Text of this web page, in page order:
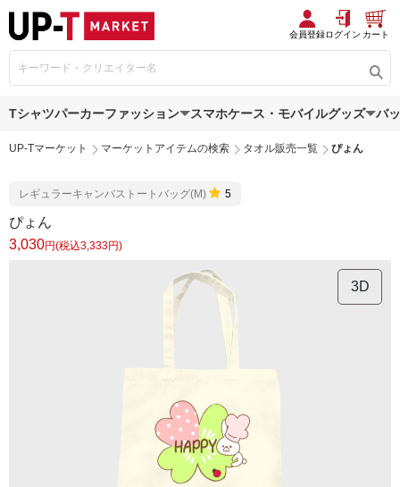
会員登録ログイン カート
Tシャツパーカーファッション スマホケース・モバイルグッズ バ
UP-Tマーケット マーケットアイテムの検索 タオル販売一覧 ぴょん
レギュラーキャンバストートバッグ(M) 5
ぴょん
3,030円(税込3,333円)
3D